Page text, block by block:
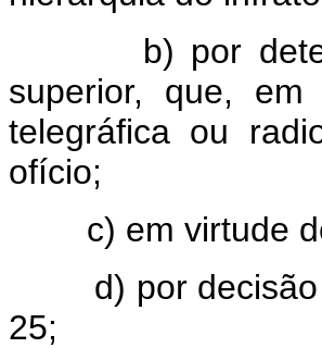
b) por
superior, que,
telegráfica ou
ofício;
c) em virtude de
d) por decisão
25;